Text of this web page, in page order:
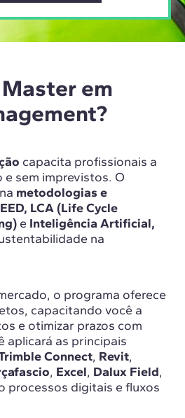
em
capacita profissionais a
sem imprevistos. O
metodologias e
LCA (Life Cycle
e Inteligência Artificial,
na
o programa oferece
capacitando você a
e otimizar prazos com
aplicará as principais
Connect, Revit,
, Excel, Dalux Field,
processos digitais e fluxos